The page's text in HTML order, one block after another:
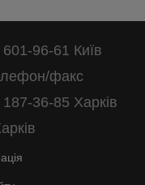
96-61 Київ
факс
36-85 Харків